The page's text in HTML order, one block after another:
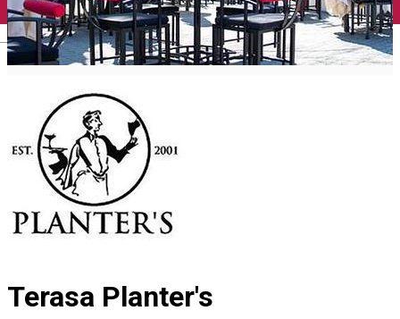
English
Terasa Planter's